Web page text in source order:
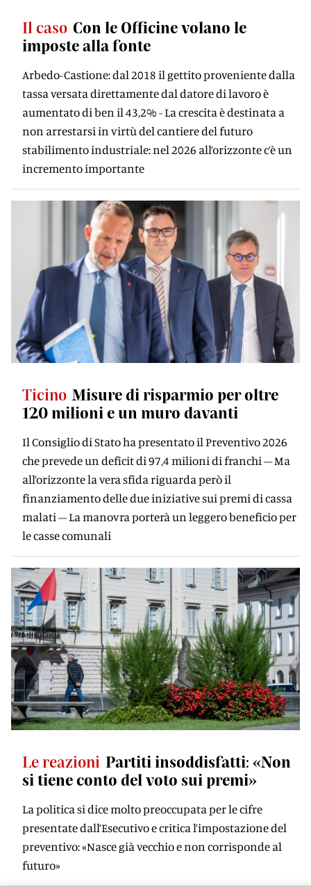
Il caso Con le Officine volano le
imposte alla fonte
Arbedo-Castione: dal 2018 il gettito proveniente dalla
tassa versata direttamente dal datore di lavoro è
aumentato di ben il 43,2% - La crescita è destinata a
non arrestarsi in virtù del cantiere del futuro
stabilimento industriale: nel 2026 all’orizzonte c’è un
incremento importante
Ticino Misure di risparmio per oltre
120 milioni e un muro davanti
Il Consiglio di Stato ha presentato il Preventivo 2026
che prevede un deficit di 97,4 milioni di franchi – Ma
all’orizzonte la vera sfida riguarda però il
finanziamento delle due iniziative sui premi di cassa
malati – La manovra porterà un leggero beneficio per
le casse comunali
Le reazioni Partiti insoddisfatti: «Non
si tiene conto del voto sui premi»
La politica si dice molto preoccupata per le cifre
presentate dall’Esecutivo e critica l’impostazione del
preventivo: «Nasce già vecchio e non corrisponde al
futuro»